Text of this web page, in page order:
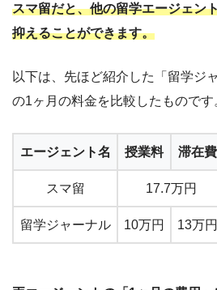
スマ留だと、他の留学エージェン
抑えることができます。
以下は、先ほど紹介した「留学ジ
の1ヶ月の料金を比較したものです
エージェント名 授業料 滞在費
スマ留 17.7万円
留学ジャーナル 10万円 13万円